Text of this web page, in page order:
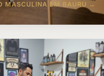
MASCULINA EM BAURU